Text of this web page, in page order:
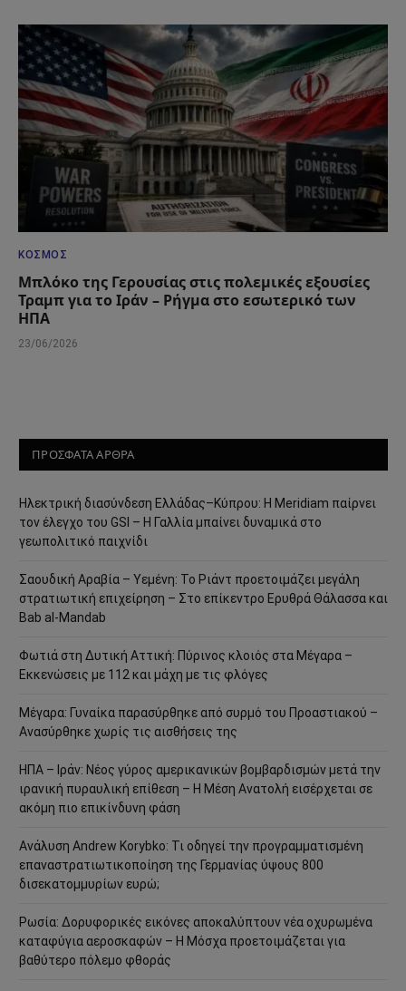
ΚΌΣΜΟΣ
Μπλόκο της Γερουσίας στις πολεμικές εξουσίες
Τραμπ για το Ιράν – Ρήγμα στο εσωτερικό των
ΗΠΑ
23/06/2026
ΠΡΟΣΦΑΤΑ ΑΡΘΡΑ
Ηλεκτρική διασύνδεση Ελλάδας–Κύπρου: Η Meridiam παίρνει
τον έλεγχο του GSI – Η Γαλλία μπαίνει δυναμικά στο
γεωπολιτικό παιχνίδι
Σαουδική Αραβία – Υεμένη: Το Ριάντ προετοιμάζει μεγάλη
στρατιωτική επιχείρηση – Στο επίκεντρο Ερυθρά Θάλασσα και
Bab al-Mandab
Φωτιά στη Δυτική Αττική: Πύρινος κλοιός στα Μέγαρα –
Εκκενώσεις με 112 και μάχη με τις φλόγες
Μέγαρα: Γυναίκα παρασύρθηκε από συρμό του Προαστιακού –
Ανασύρθηκε χωρίς τις αισθήσεις της
ΗΠΑ – Ιράν: Νέος γύρος αμερικανικών βομβαρδισμών μετά την
ιρανική πυραυλική επίθεση – Η Μέση Ανατολή εισέρχεται σε
ακόμη πιο επικίνδυνη φάση
Ανάλυση Andrew Korybko: Τι οδηγεί την προγραμματισμένη
επαναστρατιωτικοποίηση της Γερμανίας ύψους 800
δισεκατομμυρίων ευρώ;
Ρωσία: Δορυφορικές εικόνες αποκαλύπτουν νέα οχυρωμένα
καταφύγια αεροσκαφών – Η Μόσχα προετοιμάζεται για
βαθύτερο πόλεμο φθοράς